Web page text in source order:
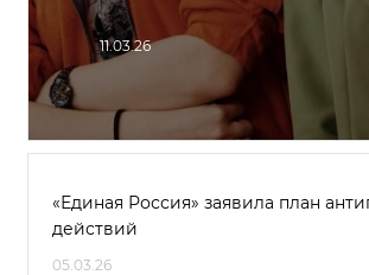
11.03.26
«Единая Россия» заявила план
действий
05.03.26